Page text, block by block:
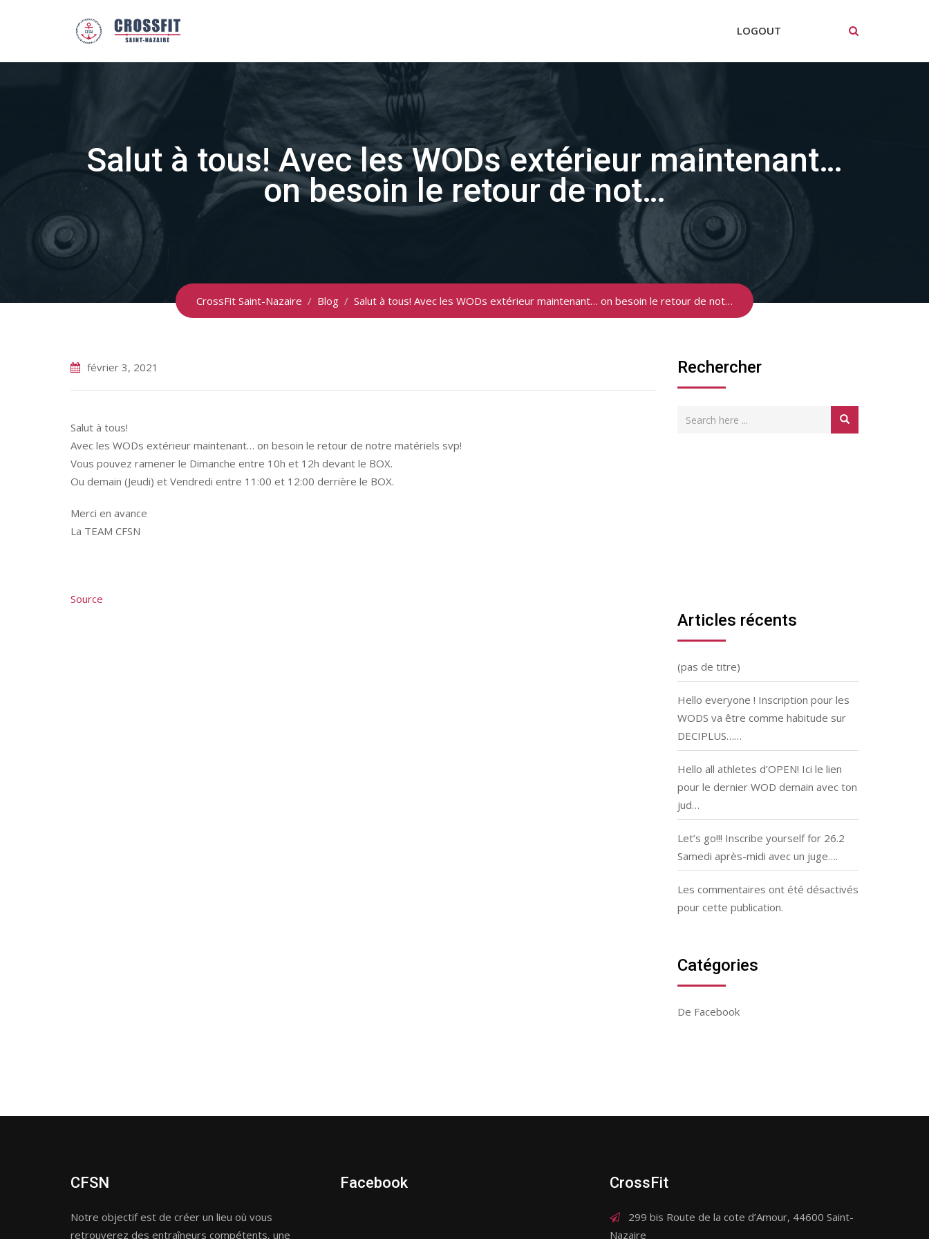
LOGOUT
Salut à tous! Avec les WODs extérieur maintenant…
on besoin le retour de not…
CrossFit Saint-Nazaire / Blog / Salut à tous! Avec les WODs extérieur maintenant… on besoin le retour de not…
février 3, 2021
Salut à tous!
Avec les WODs extérieur maintenant… on besoin le retour de notre matériels svp!
Vous pouvez ramener le Dimanche entre 10h et 12h devant le BOX.
Ou demain (Jeudi) et Vendredi entre 11:00 et 12:00 derrière le BOX.
Merci en avance
La TEAM CFSN
Source
Rechercher
Articles récents
(pas de titre)
Hello everyone ! Inscription pour les
WODS va être comme habitude sur
DECIPLUS……
Hello all athletes d’OPEN! Ici le lien
pour le dernier WOD demain avec ton
jud…
Let’s go!!! Inscribe yourself for 26.2
Samedi après-midi avec un juge….
Les commentaires ont été désactivés
pour cette publication.
Catégories
De Facebook
CFSN
Notre objectif est de créer un lieu où vous
retrouverez des entraîneurs compétents, une
Facebook CrossFit
299 bis Route de la cote d’Amour, 44600 Saint-
Nazaire